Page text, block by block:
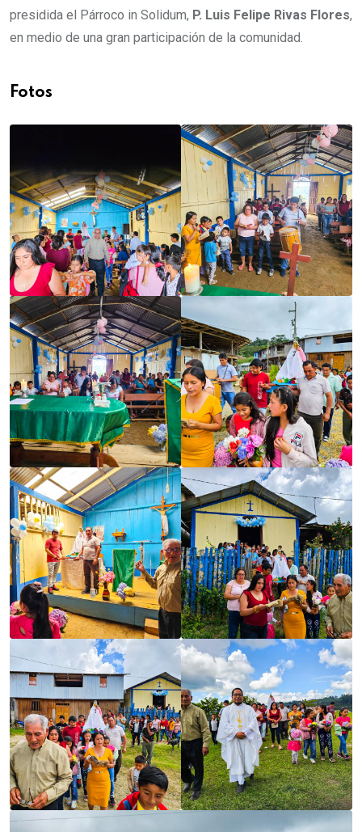
presidida el Párroco in Solidum, P. Luis Felipe Rivas Flores,
en medio de una gran participación de la comunidad.
Fotos